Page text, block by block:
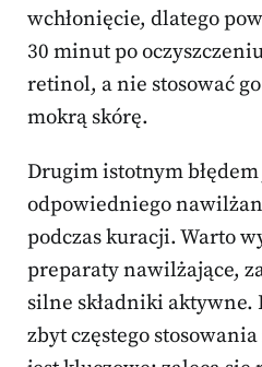
wchłonięcie, dlatego
30 minut po
retinol, a nie stosować
mokrą skórę.
Drugim istotnym
odpowiedniego
podczas kuracji. Warto
preparaty nawilżające,
silne składniki
zbyt częstego